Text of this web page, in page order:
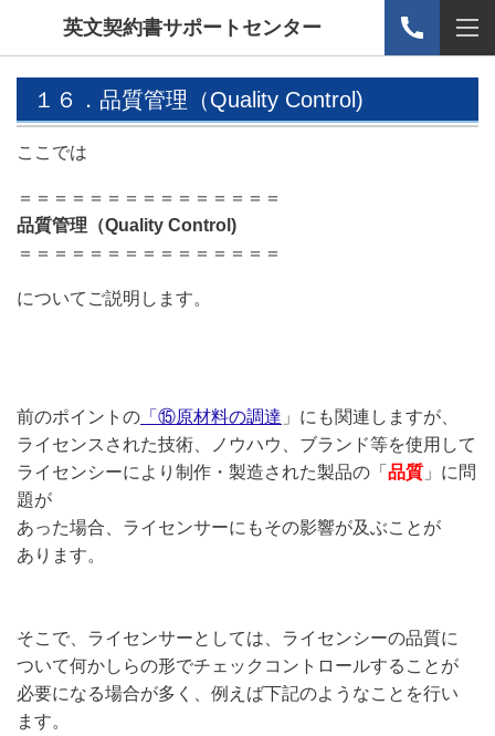
英文契約書サポートセンター
１６．品質管理（Quality Control)
ここでは
＝＝＝＝＝＝＝＝＝＝＝＝＝＝＝
品質管理（Quality Control)
＝＝＝＝＝＝＝＝＝＝＝＝＝＝＝
についてご説明します。
前のポイントの 「⑮原材料の調達 」にも関連しますが、
ライセンスされた技術、ノウハウ、ブランド等を使用して
ライセンシーにより制作・製造された製品の「 品質 」に問
題が
あった場合、ライセンサーにもその影響が及ぶことが
あります。
そこで、ライセンサーとしては、ライセンシーの品質に
ついて何かしらの形でチェックコントロールすることが
必要になる場合が多く、例えば下記のようなことを行い
ます。